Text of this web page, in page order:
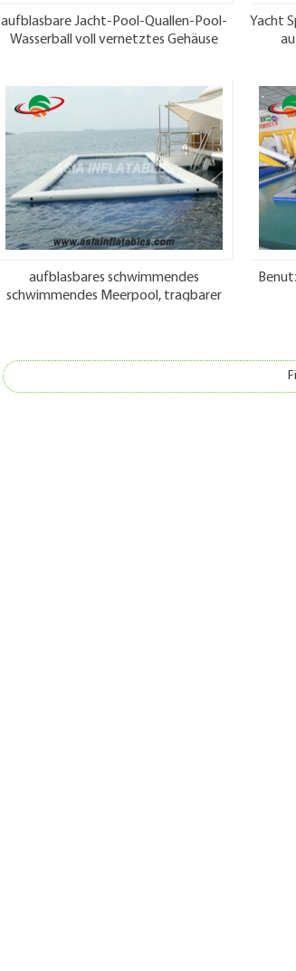
aufblasbare Jacht-Pool-Quallen-Pool-
Wasserball voll vernetztes Gehäuse
Yacht
aufblasbares schwimmendes
schwimmendes Meerpool, tragbarer